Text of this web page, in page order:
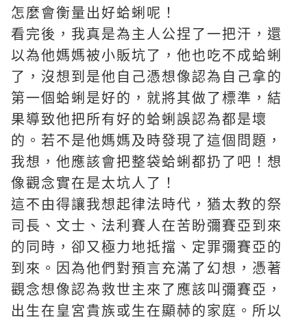
怎麼會衡量出好蛤蜊呢！
看完後，我真是為主人公捏了一把汗，還
以為他媽媽被小販坑了，他也吃不成蛤蜊
了，沒想到是他自己憑想像認為自己拿的
第一個蛤蜊是好的，就將其做了標準，結
果導致他把所有好的蛤蜊誤認為都是壞
的。若不是他媽媽及時發現了這個問題，
我想，他應該會把整袋蛤蜊都扔了吧！想
像觀念實在是太坑人了！
這不由得讓我想起律法時代，猶太教的祭
司長、文士、法利賽人在苦盼彌賽亞 到來
的同時，卻又極力地抵擋、定罪彌賽亞的
到來。因為他們對預言充滿了幻想，憑著
觀念想像認為救世主來了應該叫彌賽亞，
出生在皇宮貴族或生在顯赫的家庭。所以